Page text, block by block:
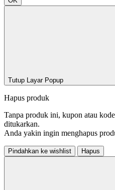
Tutup Layar Popup
Hapus produk
Tanpa produk ini, kupon atau
ditukarkan.
Anda yakin ingin menghapus
Pindahkan ke wishlist Hapus